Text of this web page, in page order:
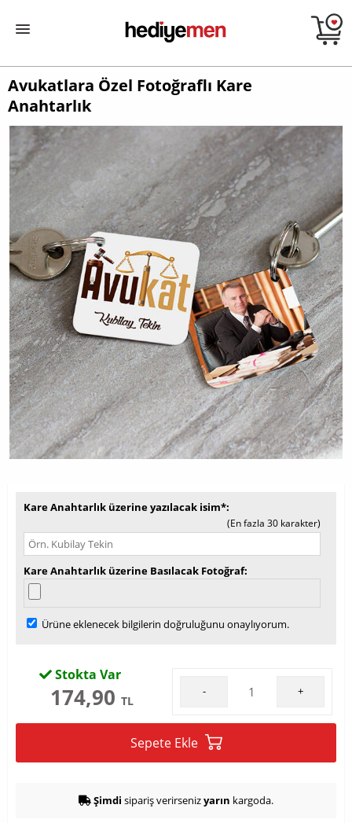
Avukatlara Özel Fotoğraflı Kare
Anahtarlık
Kare Anahtarlık üzerine yazılacak isim*
(En fazla 30 karakter)
Kare Anahtarlık üzerine Basılacak Fotoğraf
Ürüne eklenecek bilgilerin doğruluğunu onaylıyorum.
Stokta Var
174,90 TL
- +
Sepete Ekle
Şimdi sipariş verirsenizyarın kargoda.